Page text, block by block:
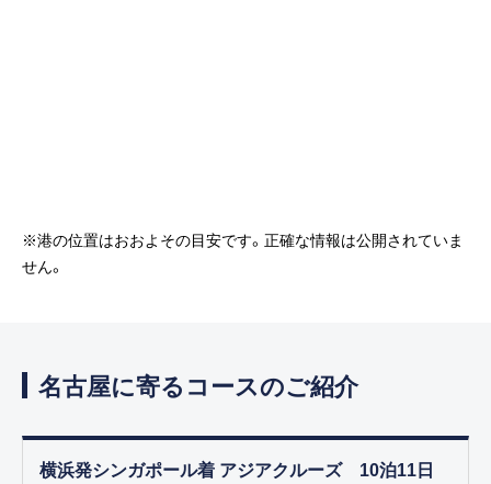
※港の位置はおおよその目安です。正確な情報は公開されていま
せん。
名古屋に寄るコースのご紹介
横浜発シンガポール着 アジアクルーズ 10泊11日